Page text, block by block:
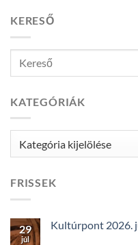
KERESŐ
KATEGÓRIÁK
FRISSEK
29
júl
Kultúrpont 2026.